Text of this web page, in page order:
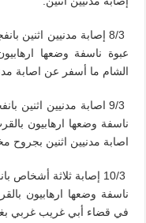
8/3 إصابة مدنيين اثنين
عبوة ناسفة وضعها
الشام ما أسفر عن اصابة
9/3 اصابة مدنيين اثنين
ناسفة وضعها ارهابيون
اصابة مدنيين اثنين بجروح
10/3 إصابة ثلاثة
ناسفة وضعها ارهابيون
في قضاء أبي غريب غربي